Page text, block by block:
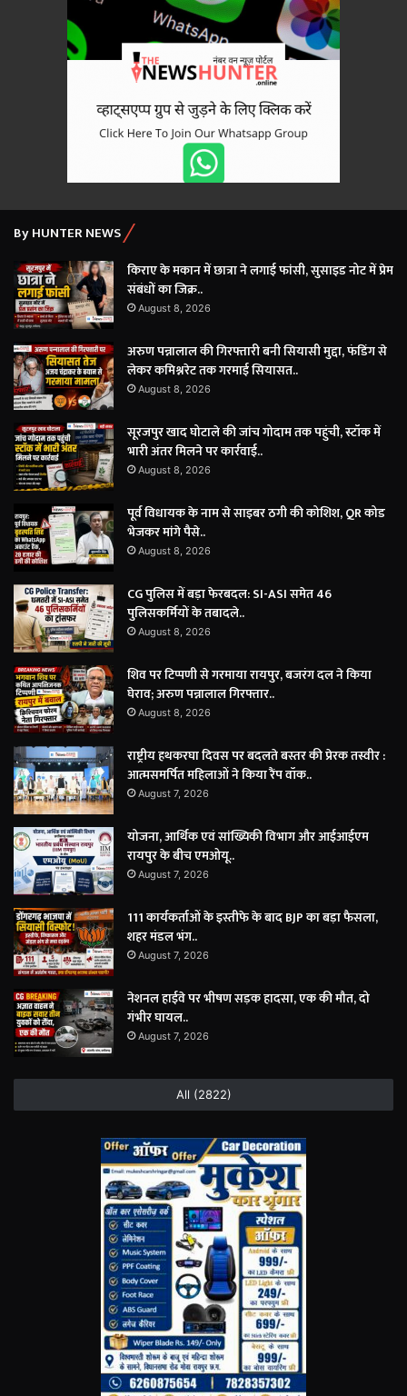
By HUNTER NEWS
किराए के मकान में छात्रा ने लगाई फांसी, सुसाइड नोट में प्रेम
संबंधों का जिक्र..
August 8, 2026
अरुण पन्नालाल की गिरफ्तारी बनी सियासी मुद्दा, फंडिंग से
लेकर कमिश्नरेट तक गरमाई सियासत..
August 8, 2026
सूरजपुर खाद घोटाले की जांच गोदाम तक पहुंची, स्टॉक में
भारी अंतर मिलने पर कार्रवाई..
August 8, 2026
पूर्व विधायक के नाम से साइबर ठगी की कोशिश, QR कोड
भेजकर मांगे पैसे..
August 8, 2026
CG पुलिस में बड़ा फेरबदल: SI-ASI समेत 46
पुलिसकर्मियों के तबादले..
August 8, 2026
शिव पर टिप्पणी से गरमाया रायपुर, बजरंग दल ने किया
घेराव; अरुण पन्नालाल गिरफ्तार..
August 8, 2026
राष्ट्रीय हथकरघा दिवस पर बदलते बस्तर की प्रेरक तस्वीर :
आत्मसमर्पित महिलाओं ने किया रैंप वॉक..
August 7, 2026
योजना, आर्थिक एवं सांख्यिकी विभाग और आईआईएम
रायपुर के बीच एमओयू..
August 7, 2026
111 कार्यकर्ताओं के इस्तीफे के बाद BJP का बड़ा फैसला,
शहर मंडल भंग..
August 7, 2026
नेशनल हाईवे पर भीषण सड़क हादसा, एक की मौत, दो
गंभीर घायल..
August 7, 2026
All (2822)